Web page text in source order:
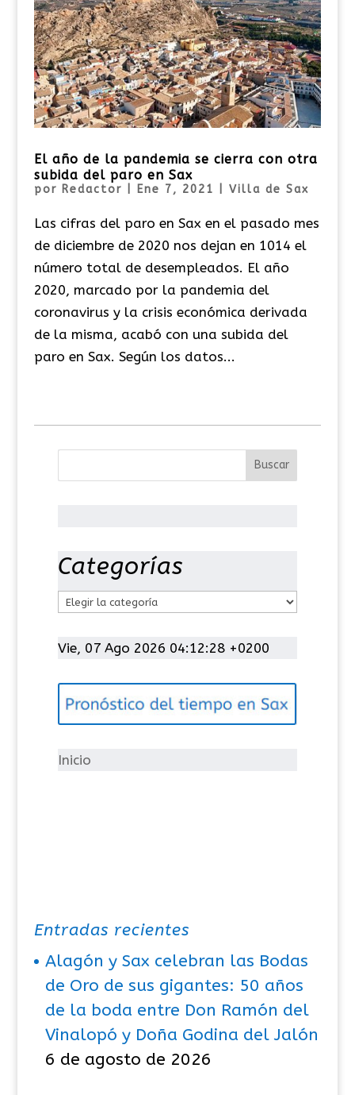
El año de la pandemia se cierra con otra
subida del paro en Sax
por Redactor Ene 7, 2021 Villa de Sax
Las cifras del paro en Sax en el pasado mes
de diciembre de 2020 nos dejan en 1014 el
número total de desempleados. El año
2020, marcado por la pandemia del
coronavirus y la crisis económica derivada
de la misma, acabó con una subida del
paro en Sax. Según los datos...
Categorías
t
g
í
Vie, 07 Ago 2026 04:12:29 +0200
Inicio
Entradas recientes
Alagón y Sax celebran las Bodas
de Oro de sus gigantes: 50 años
de la boda entre Don Ramón del
Vinalopó y Doña Godina del Jalón
6 de agosto de 2026